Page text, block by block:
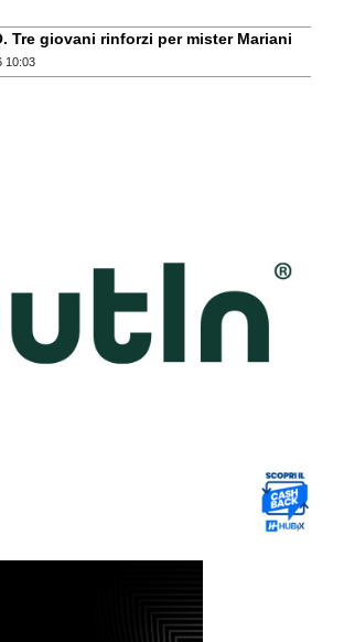
Tre giovani rinforzi per mister Mariani
10:03